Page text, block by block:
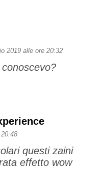
2019 alle ore 20:32
questi zaini
effetto wow